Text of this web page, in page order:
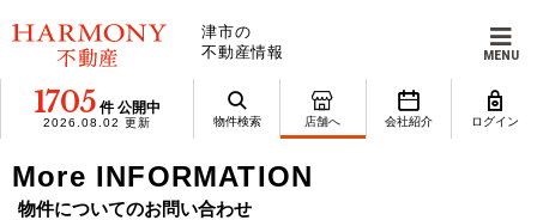
津市の
不動産情報
MENU
1705 件 公開中
2026.08.02 更新 物件検索 店舗へ 会社紹介 ログイン
More INFORMATION
物件についてのお問い合わせ